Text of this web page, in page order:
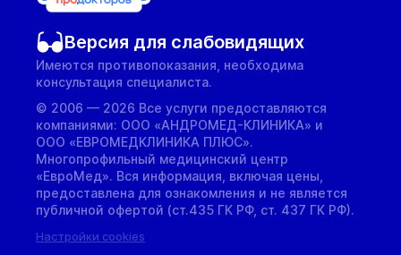
Версия для слабовидящих
Имеются противопоказания, необходима
консультация специалиста.
© 2006 — 2026 Все услуги предоставляются
компаниями: ООО «АНДРОМЕД-КЛИНИКА» и
ООО «ЕВРОМЕДКЛИНИКА ПЛЮС».
Многопрофильный медицинский центр
«ЕвроМед». Вся информация, включая цены,
предоставлена для ознакомления и не является
публичной офертой (ст.435 ГК РФ, cт. 437 ГК РФ).
Настройки cookies